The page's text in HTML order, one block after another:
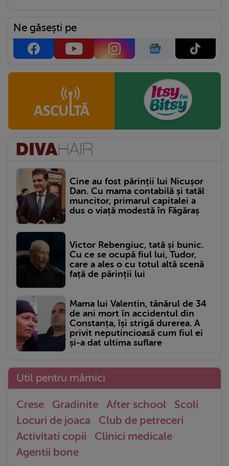
Ne găsești pe
Cine au fost părinții lui Nicușor
Dan. Cu mama contabilă și tatăl
muncitor, primarul capitalei a
dus o viață modestă în Făgăraș
Victor Rebengiuc, tată și bunic.
Cu ce se ocupă fiul lui, Tudor,
care a ales o cu totul altă scenă
față de părinții lui
Mama lui Valentin, tânărul de 34
de ani mort în accidentul din
Constanța, își strigă durerea. A
privit neputincioasă cum fiul ei
și-a dat ultima suflare
Util pentru mămici
Crese Gradinite After school
Scoli
Locuri de joaca
Club de petreceri
Activitati copii
Clinici medicale
Agentii bone